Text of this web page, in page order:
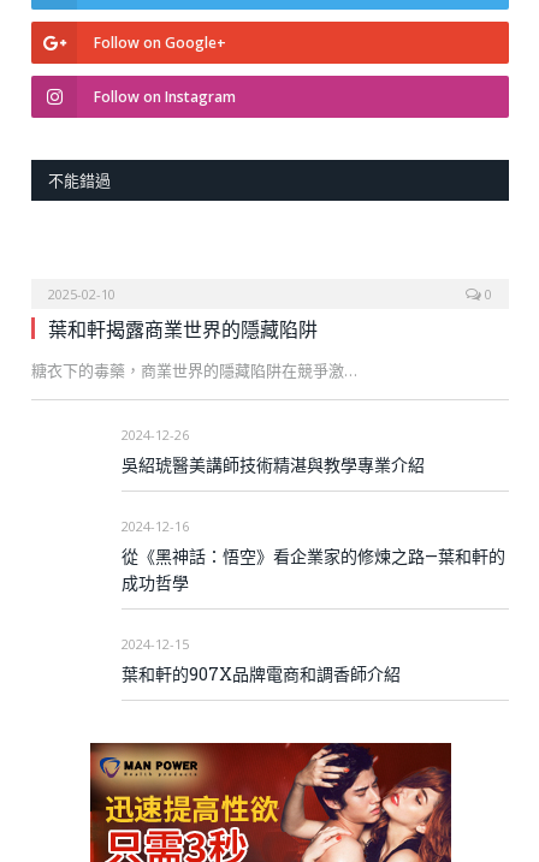
Follow on Google+
Follow on Instagram
不能錯過
2025-02-10 0
葉和軒揭露商業世界的隱藏陷阱
糖衣下的毒藥，商業世界的隱藏陷阱在競爭激…
2024-12-26
吳紹琥醫美講師技術精湛與教學專業介紹
2024-12-16
從《黑神話：悟空》看企業家的修煉之路—葉和軒的
成功哲學
2024-12-15
葉和軒的907X品牌電商和調香師介紹